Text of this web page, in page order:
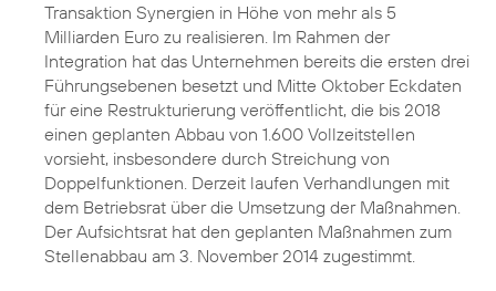
Transaktion Synergien in Höhe von mehr als 5
Milliarden Euro zu realisieren. Im Rahmen der
Integration hat das Unternehmen bereits die ersten drei
Führungsebenen besetzt und Mitte Oktober Eckdaten
für eine Restrukturierung veröffentlicht, die bis 2018
einen geplanten Abbau von 1.600 Vollzeitstellen
vorsieht, insbesondere durch Streichung von
Doppelfunktionen. Derzeit laufen Verhandlungen mit
dem Betriebsrat über die Umsetzung der Maßnahmen.
Der Aufsichtsrat hat den geplanten Maßnahmen zum
Stellenabbau am 3. November 2014 zugestimmt.